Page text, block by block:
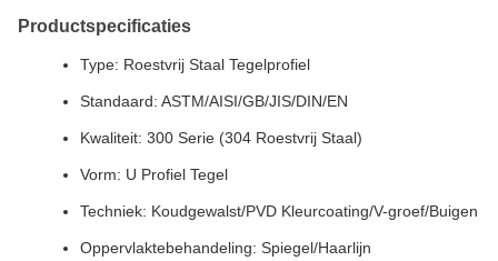
Productspecificaties
Type: Roestvrij Staal Tegelprofiel
Standaard: ASTM/AISI/GB/JIS/DIN/EN
Kwaliteit: 300 Serie (304 Roestvrij Staal)
Vorm: U Profiel Tegel
Techniek: Koudgewalst/PVD Kleurcoating/V-groef/Buigen
Oppervlaktebehandeling: Spiegel/Haarlijn